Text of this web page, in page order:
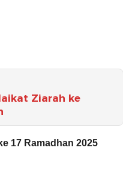
Ziarah ke
17 Ramadhan 2025